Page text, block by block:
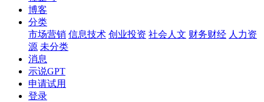
博客
分类
市场营销 信息技术 创业投资 社会人文 财务财经 人力资
源 未分类
消息
示说GPT
申请试用
登录